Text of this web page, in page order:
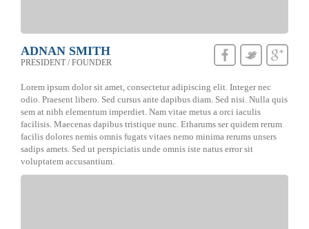
ADNAN SMITH
PRESIDENT / FOUNDER
Lorem ipsum dolor sit amet, consectetur adipiscing elit. Integer nec
odio. Praesent libero. Sed cursus ante dapibus diam. Sed nisi. Nulla quis
sem at nibh elementum imperdiet. Nam vitae metus a orci iaculis
facilisis. Maecenas dapibus tristique nunc. Etharums ser quidem rerum
facilis dolores nemis omnis fugats vitaes nemo minima rerums unsers
sadips amets. Sed ut perspiciatis unde omnis iste natus error sit
voluptatem accusantium.